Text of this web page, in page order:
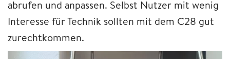
abrufen und anpassen. Selbst Nutzer mit wenig
Interesse für Technik sollten mit dem C28 gut
zurechtkommen.